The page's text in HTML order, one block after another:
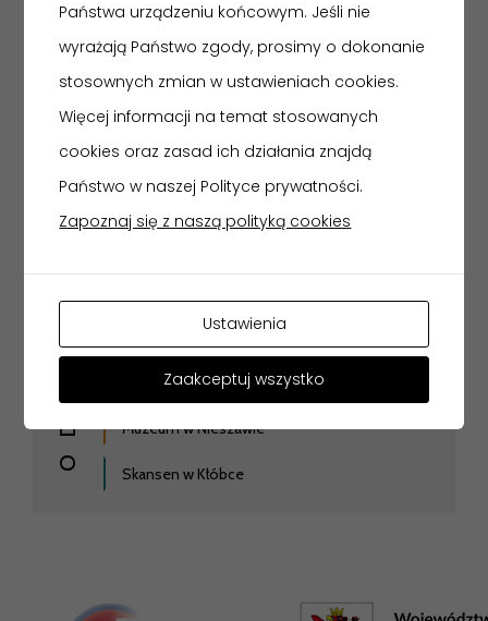
Numer dekoracji: 7681. syg./E.P.B/ Elżbieta Piwek-
Białoborska-autorka dekoracji.
ODDZIAŁY Zbiory Sztuki
Muzeum w Nieszawie
Skansen w Kłóbce
Państwa urządzeniu końcowym. Jeśli nie
wyrażają Państwo zgody, prosimy o dokonanie
stosownych zmian w ustawieniach cookies.
Więcej informacji na temat stosowanych
cookies oraz zasad ich działania znajdą
Państwo w naszej Polityce prywatności.
Zapoznaj się z naszą polityką cookies
Ustawienia
Zaakceptuj wszystko